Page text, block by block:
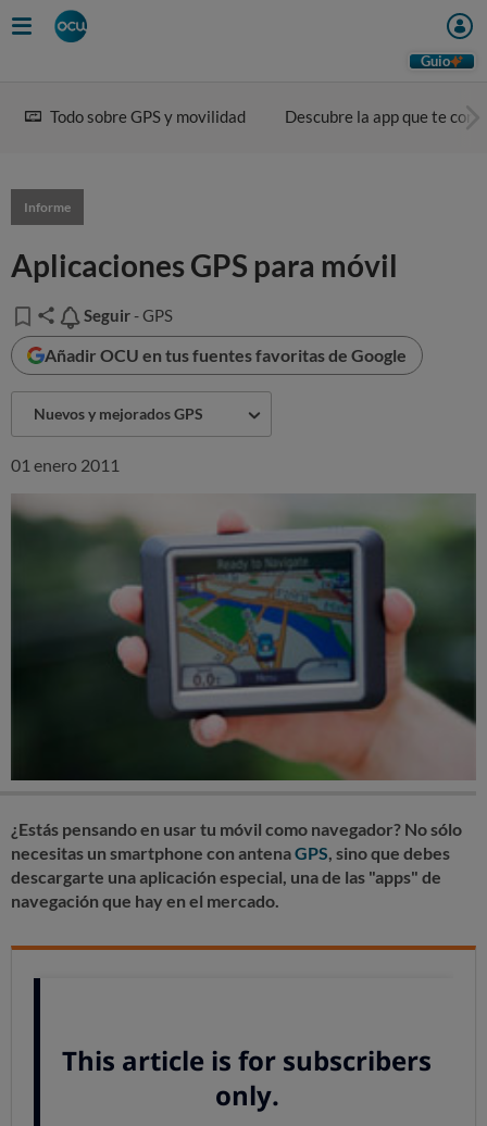
Guio
Todo sobre GPS y movilidad Descubre la app que te
Informe
Aplicaciones GPS para móvil
Seguir
Seguir - GPS
Añadir OCU en tus fuentes favoritas de Google
Nuevos y mejorados GPS
01 enero 2011
¿Estás pensando en usar tu móvil como navegador? No sólo
necesitas un smartphone con antenaGPS, sino que debes
descargarte una aplicación especial, una de las "apps" de
navegación que hay en el mercado.
Los nuevos móviles, con grandes pantallas y antenas
basta con la antena GPS: es preciso tener un software
que contenga los mapas y sea capaz de calcular las rutas.
Estos programas son las aplicaciones GPS o "apps", que